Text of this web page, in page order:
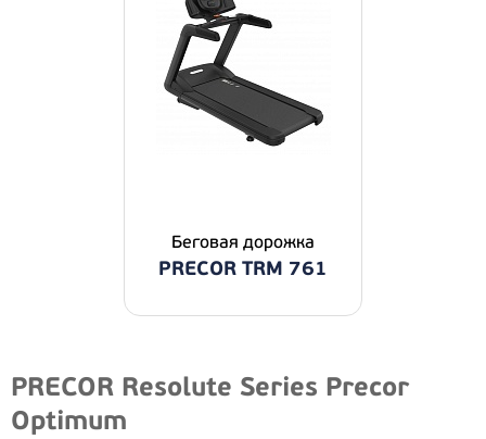
Беговая дорожка
PRECOR TRM 761
PRECOR Resolute Series Precor
Optimum